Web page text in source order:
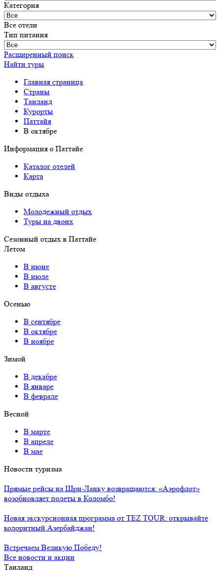
Категория
Все отели
Тип питания
Расширенный поиск
Найти туры
Главная страница
Cтраны
Таиланд
Курорты
Паттайя
В октябре
Информация о Паттайе
Каталог отелей
Карта
Виды отдыха
Молодежный отдых
Туры на двоих
Сезонный отдых в Паттайе
Летом
В июне
В июле
В августе
Осенью
В сентябре
В октябре
В ноябре
Зимой
В декабре
В январе
В феврале
Весной
В марте
В апреле
В мае
Новости туризма
Прямые рейсы на Шри-Ланку возвращаются: «Аэрофлот»
возобновляет полеты в Коломбо!
Новая экскурсионная программа от TEZ TOUR: открывайте
колоритный Азербайджан!
Встречаем Великую Победу!
Все новости и акции
Таиланд